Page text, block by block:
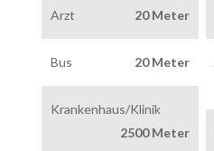
Arzt 20 Meter
Bus 20 Meter
Krankenhaus/Klinik
2500 Meter